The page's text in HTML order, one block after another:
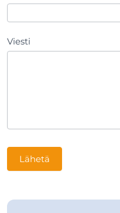
Viesti
Lähetä